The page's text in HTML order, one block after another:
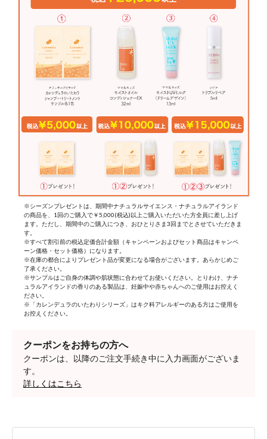
※シーズンプレゼントは、期間中ナチュラルサイエンス・ナチュラルアイランド
の商品を、1回のご購入で￥5,000(税込)以上ご購入いただいた方全員に差し上げ
ます。ただし、期間中のご購入につき、おひとりさま3回までとさせていただきま
す。
※すべて割引前の税込定価合計金額（キャンペーンおよびセット商品はキャンペ
ーン価格・セット価格）になります。
※在庫の都合によりプレゼント品が変更になる場合がございます。あらかじめご
了承ください。
※サンプルはご自身の体調や肌状態に合わせてお使いください。とりわけ、ナチ
ュラルアイランドの香りのある製品は、妊娠中や赤ちゃんへのご使用はお控えく
ださい。
※「カレンデュラのいたわりシリーズ」はキク科アレルギーのある方はご使用を
お控えください。
クーポンをお持ちの方へ
クーポンは、以降のご注文手続き中に入力画面がございま
す。
詳しくはこちら